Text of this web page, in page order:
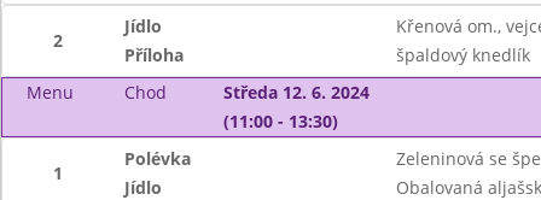
2
Jídlo
Křenová om.,
Příloha
špaldový knedlík
Menu
Chod
Středa 12. 6. 2024
(11:00 - 13:30)
1
Polévka
Zeleninová se
Jídlo
Obalovaná